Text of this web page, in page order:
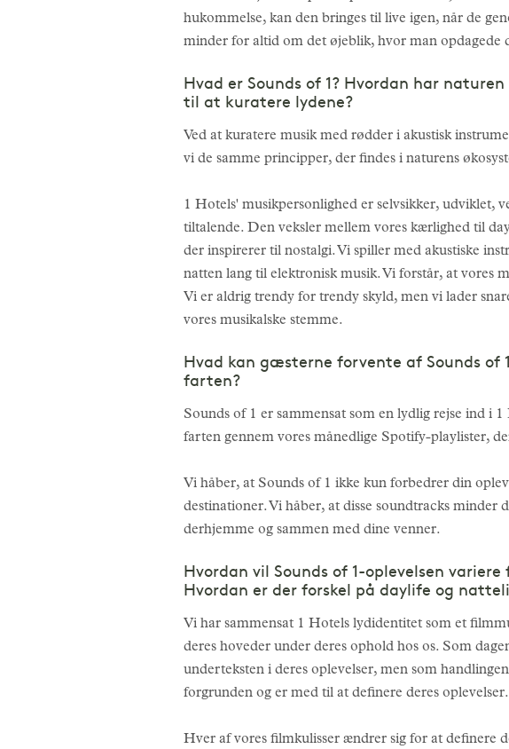
hukommelse, kan den bringes til live igen, når de
minder for altid om det øjeblik, hvor man opdagede
Hvad er Sounds of 1? Hvordan har
til at kuratere lydene?
Ved at kuratere musik med rødder i akustisk
vi de samme principper, der findes i naturens
1 Hotels' musikpersonlighed er selvsikker, udviklet,
tiltalende. Den veksler mellem vores kærlighed til
der inspirerer til nostalgi. Vi spiller med akustiske
natten lang til elektronisk musik. Vi forstår, at vores
Vi er aldrig trendy for trendy skyld, men vi lader
vores musikalske stemme.
Hvad kan gæsterne forvente af Sounds of
farten?
Sounds of 1 er sammensat som en lydlig rejse ind i
farten gennem vores månedlige Spotify-playlister,
Vi håber, at Sounds of 1 ikke kun forbedrer din
destinationer. Vi håber, at disse soundtracks minder
derhjemme og sammen med dine venner.
Hvordan vil Sounds of 1-oplevelsen
Hvordan er der forskel på daylife og
Vi har sammensat 1 Hotels lydidentitet som et
deres hoveder under deres ophold hos os. Som
underteksten i deres oplevelser, men som
forgrunden og er med til at definere deres oplevelser.
Hver af vores filmkulisser ændrer sig for at definere